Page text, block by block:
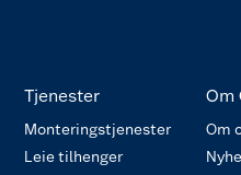
Tjenester
Monteringstjenester
Leie tilhenger
Om
Om